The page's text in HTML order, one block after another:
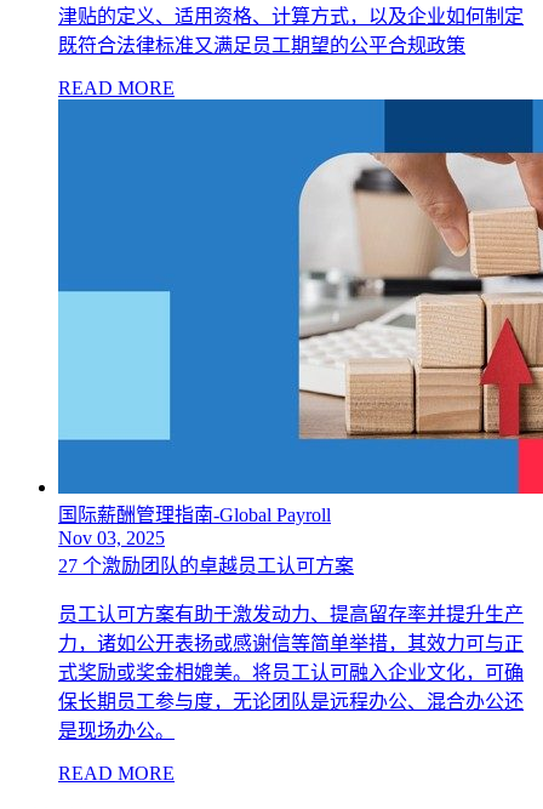
津贴的定义、适用资格、计算方式，以及企业如何制定
既符合法律标准又满足员工期望的公平合规政策
READ MORE
国际薪酬管理指南-Global Payroll
Nov 03, 2025
27 个激励团队的卓越员工认可方案
员工认可方案有助于激发动力、提高留存率并提升生产
力，诸如公开表扬或感谢信等简单举措，其效力可与正
式奖励或奖金相媲美。将员工认可融入企业文化，可确
保长期员工参与度，无论团队是远程办公、混合办公还
是现场办公。
READ MORE